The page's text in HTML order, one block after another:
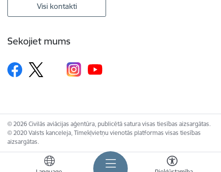
Visi kontakti
Sekojiet mums
© 2026 Civilās aviācijas aģentūra, publicētā satura visas tiesības aizsargātas.
© 2020 Valsts kanceleja, Tīmekļvietņu vienotās platformas visas tiesības
aizsargātas.